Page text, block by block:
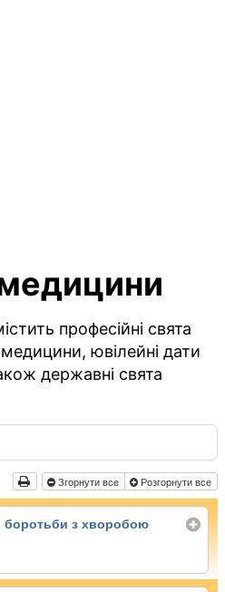
професійні свята
медицини, ювілейні дати
державні свята
Згорнути все Розгорнути все
боротьби з хворобою